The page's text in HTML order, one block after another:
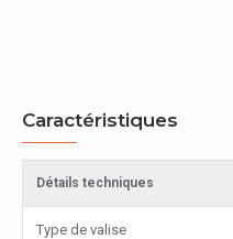
Caractéristiques
Détails techniques
Type de valise